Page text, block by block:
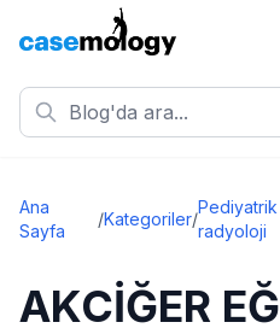
Ana
Sayfa
/Kategoriler/
Pediyatrik
radyoloji
AKCİĞER